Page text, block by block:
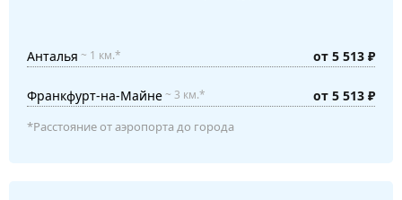
Анталья ~ 1 км.* от 5 513 ₽
Франкфурт-на-Майне~ 3 км.* от 5 513 ₽
*Расстояние от аэропорта до города